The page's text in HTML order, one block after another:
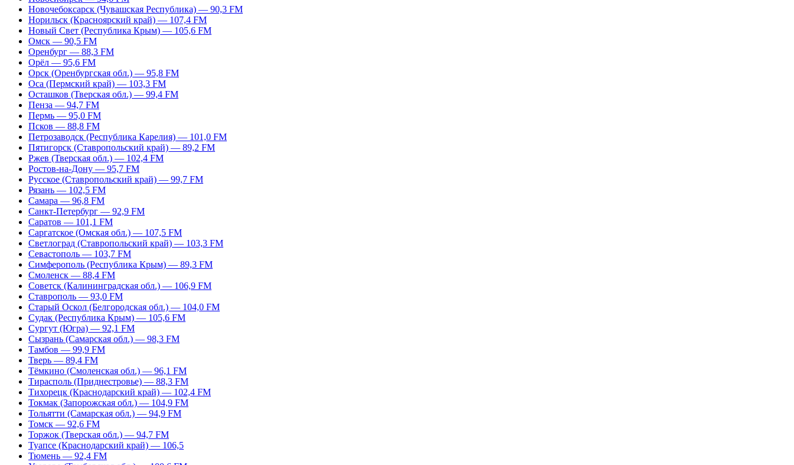
Новочебоксарск (Чувашская Республика) — 90,3 FM
Норильск (Красноярский край) — 107,4 FM
Новый Свет (Республика Крым) — 105,6 FM
Омск — 90,5 FM
Оренбург — 88,3 FM
Орёл — 95,6 FM
Орск (Оренбургская обл.) — 95,8 FM
Оса (Пермский край) — 103,3 FM
Осташков (Тверская обл.) — 99,4 FM
Пенза — 94,7 FM
Пермь — 95,0 FM
Псков — 88,8 FM
Петрозаводск (Республика Карелия) — 101,0 FM
Пятигорск (Ставропольский край) — 89,2 FM
Ржев (Тверская обл.) — 102,4 FM
Ростов-на-Дону — 95,7 FM
Русское (Ставропольский край) — 99,7 FM
Рязань — 102,5 FM
Самара — 96,8 FM
Санкт-Петербург — 92,9 FM
Саратов — 101,1 FM
Саргатское (Омская обл.) — 107,5 FM
Светлоград (Ставропольский край) — 103,3 FM
Севастополь — 103,7 FM
Симферополь (Республика Крым) — 89,3 FM
Смоленск — 88,4 FM
Советск (Калининградская обл.) — 106,9 FM
Ставрополь — 93,0 FM
Старый Оскол (Белгородская обл.) — 104,0 FM
Судак (Республика Крым) — 105,6 FM
Сургут (Югра) — 92,1 FM
Сызрань (Самарская обл.) — 98,3 FM
Тамбов — 99,9 FM
Тверь — 89,4 FM
Тёмкино (Смоленская обл.) — 96,1 FM
Тирасполь (Приднестровье) — 88,3 FM
Тихорецк (Краснодарский край) — 102,4 FM
Токмак (Запорожская обл.) — 104,9 FM
Тольятти (Самарская обл.) — 94,9 FM
Томск — 92,6 FM
Торжок (Тверская обл.) — 94,7 FM
Туапсе (Краснодарский край) — 106,5
Тюмень — 92,4 FM